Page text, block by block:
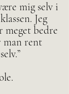
mig selv i
Jeg
meget bedre
man rent